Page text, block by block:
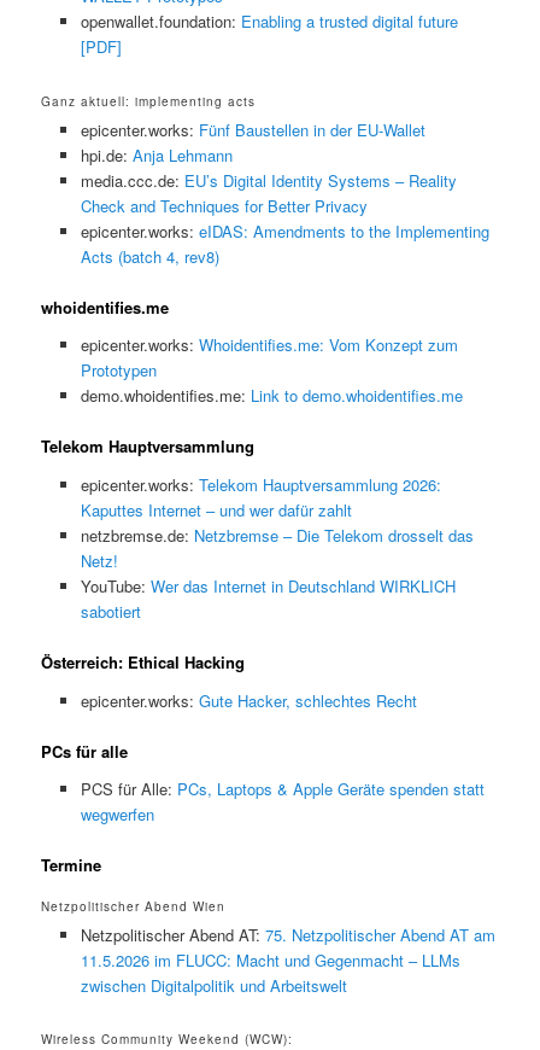
openwallet.foundation: Enabling a trusted digital future
[PDF]
Ganz aktuell: implementing acts
epicenter.works: Fünf Baustellen in der EU-Wallet
hpi.de: Anja Lehmann
media.ccc.de: EU’s Digital Identity Systems – Reality
Check and Techniques for Better Privacy
epicenter.works: eIDAS: Amendments to the Implementing
Acts (batch 4, rev8)
whoidentifies.me
epicenter.works: Whoidentifies.me: Vom Konzept zum
Prototypen
demo.whoidentifies.me: Link to demo.whoidentifies.me
Telekom Hauptversammlung
epicenter.works: Telekom Hauptversammlung 2026:
Kaputtes Internet – und wer dafür zahlt
netzbremse.de: Netzbremse – Die Telekom drosselt das
Netz!
YouTube: Wer das Internet in Deutschland WIRKLICH
sabotiert
Österreich: Ethical Hacking
epicenter.works: Gute Hacker, schlechtes Recht
PCs für alle
PCS für Alle: PCs, Laptops & Apple Geräte spenden statt
wegwerfen
Termine
Netzpolitischer Abend Wien
Netzpolitischer Abend AT: 75. Netzpolitischer Abend AT am
11.5.2026 im FLUCC: Macht und Gegenmacht – LLMs
zwischen Digitalpolitik und Arbeitswelt
Wireless Community Weekend (WCW):